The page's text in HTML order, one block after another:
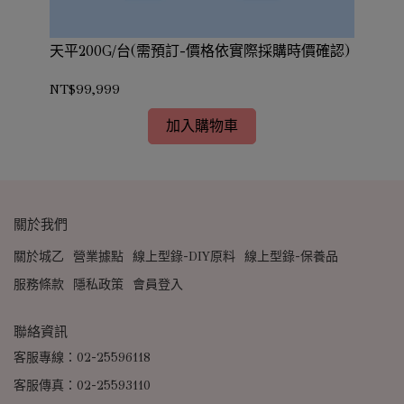
天平200G/台(需預訂-價格依實際採購時價確認)
NT$99,999
加入購物車
關於我們
關於城乙 營業據點 線上型錄-DIY原料 線上型錄-保養品
服務條款
隱私政策 會員登入
聯絡資訊
客服專線：02-25596118
客服傳真：02-25593110